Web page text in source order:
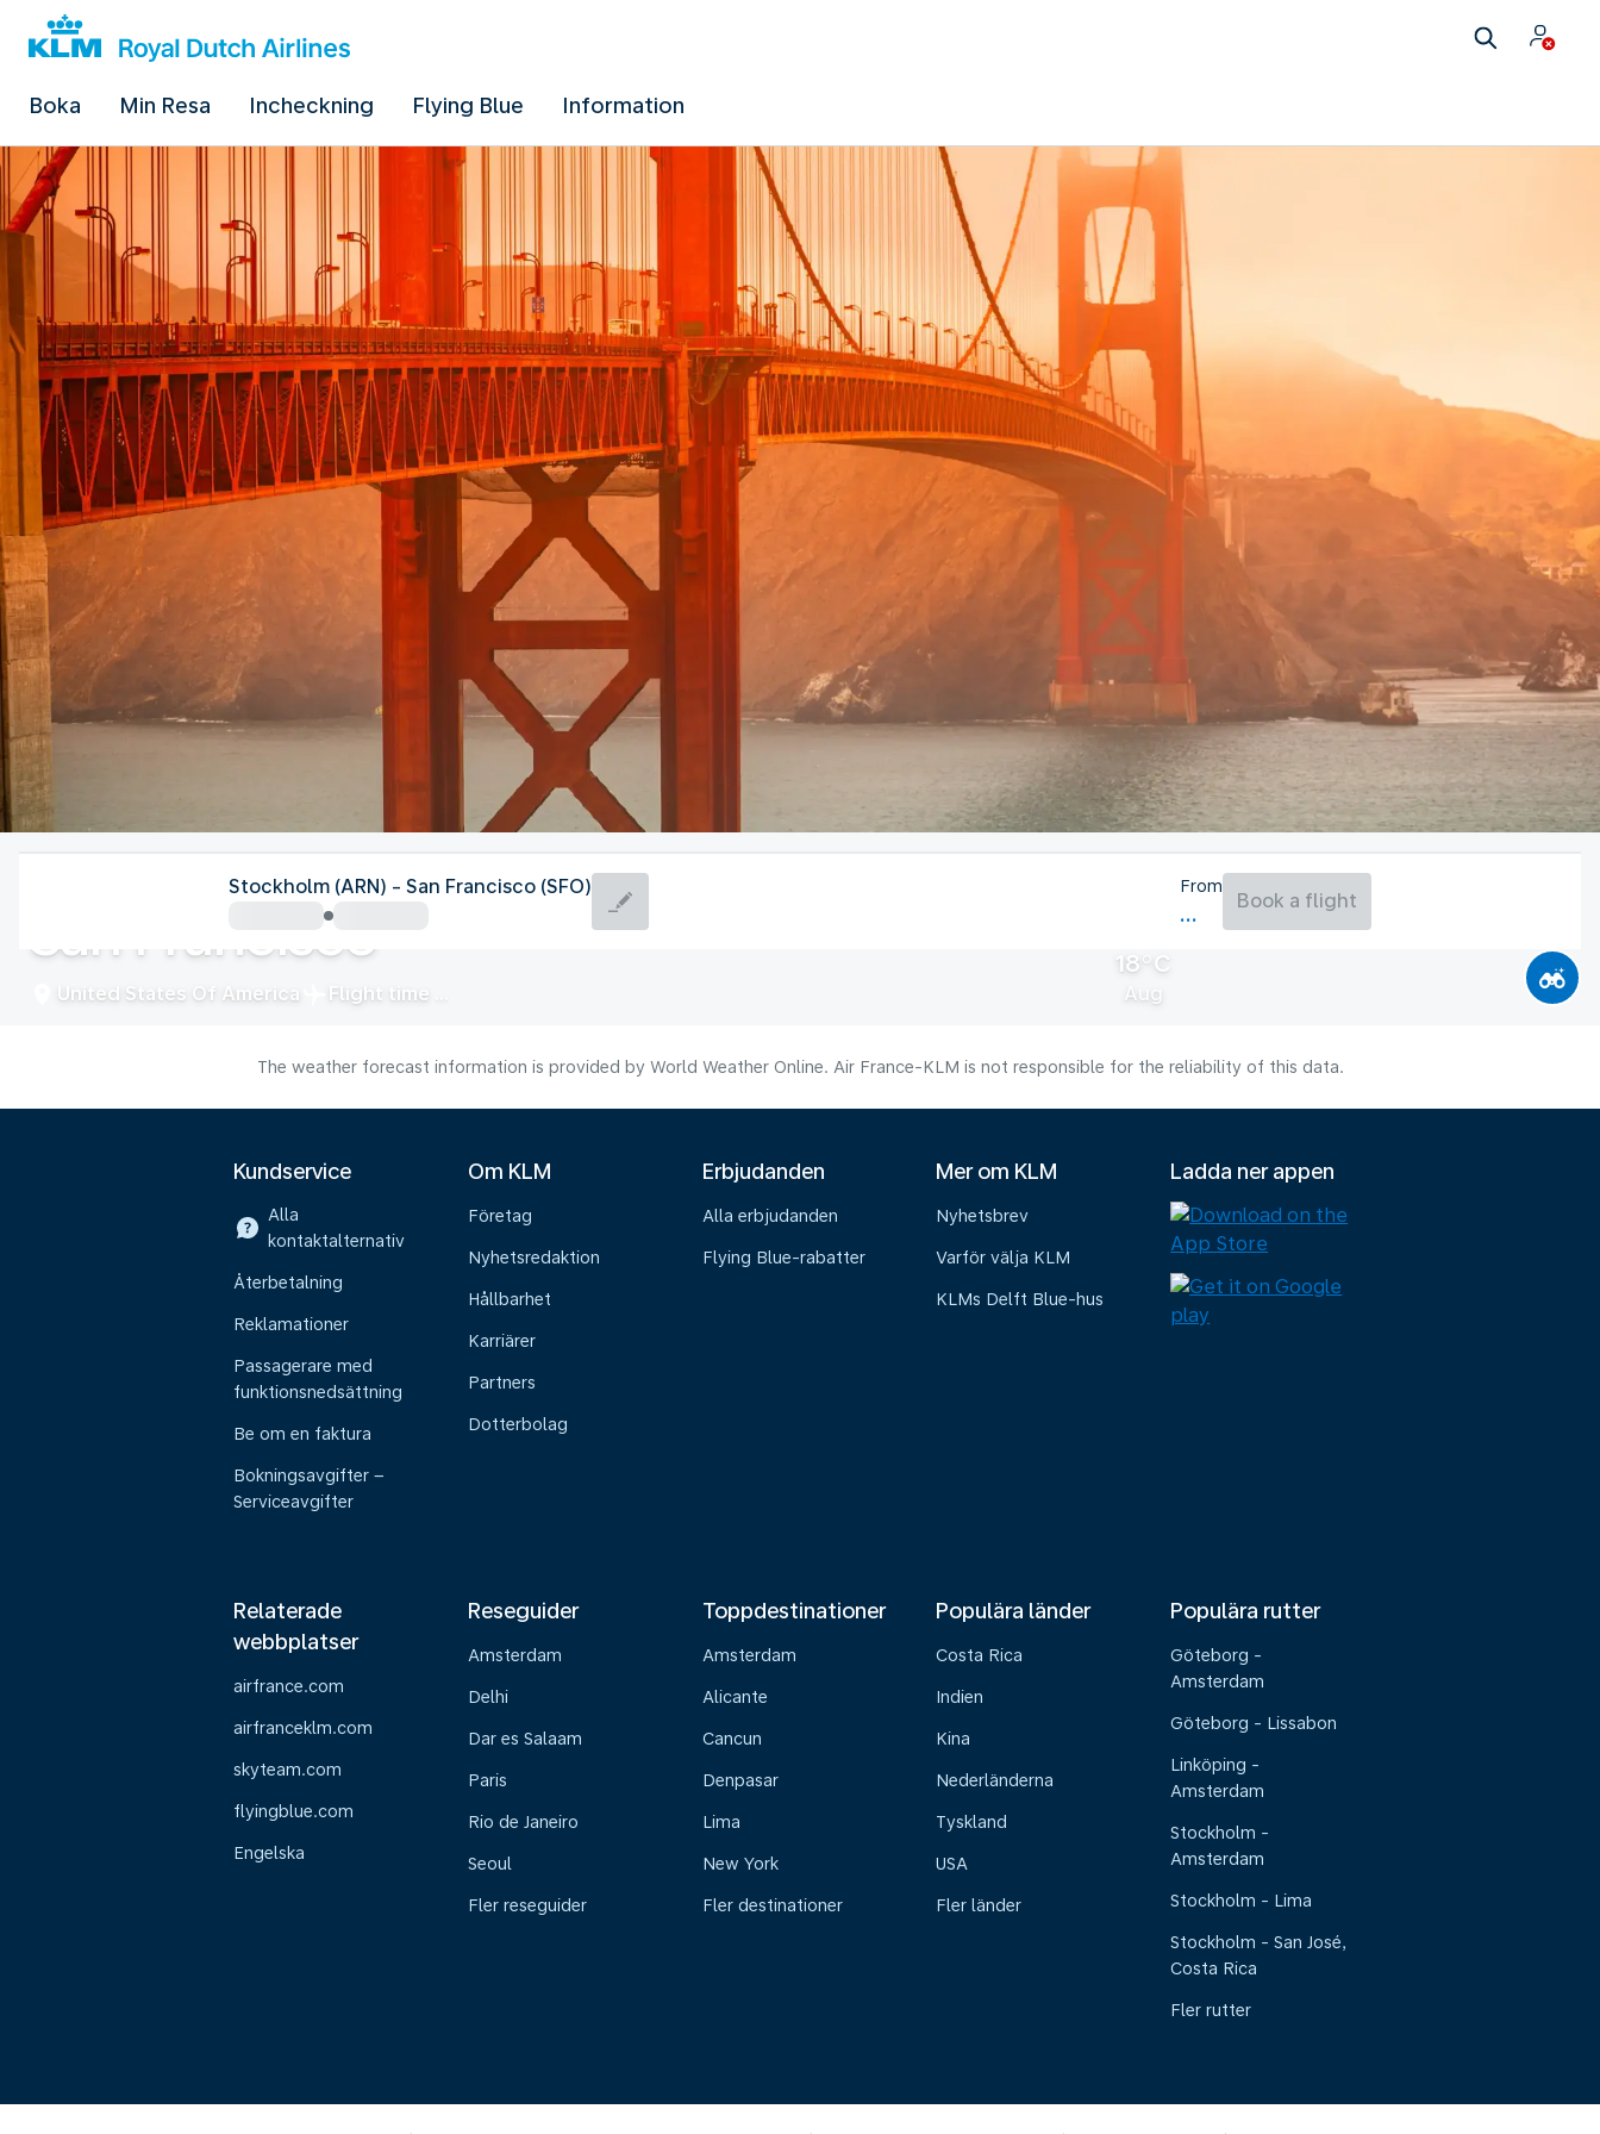
Boka Min Resa Incheckning Flying Blue Information
United States Of America
San Francisco
United States Of America Flight time
18°C
Aug
Stockholm (ARN) - San Francisco (SFO) From
Book a flight
The weather forecast information is provided by World Weather Online. Air France-KLM is not responsible for the reliability of this data.
Kundservice
Alla
kontaktalternativ
Återbetalning
Reklamationer
Passagerare med
funktionsnedsättning
Be om en faktura
Bokningsavgifter –
Serviceavgifter
Om KLM
Företag
Nyhetsredaktion
Hållbarhet
Karriärer
Partners
Dotterbolag
Erbjudanden
Alla erbjudanden
Flying Blue-rabatter
Mer om KLM
Nyhetsbrev
Varför välja KLM
KLMs Delft Blue-hus
Ladda ner appen
Relaterade
webbplatser
airfrance.com
airfranceklm.com
skyteam.com
flyingblue.com
Engelska
Reseguider
Amsterdam
Delhi
Dar es Salaam
Paris
Rio de Janeiro
Seoul
Fler reseguider
Toppdestinationer
Amsterdam
Alicante
Cancun
Denpasar
Lima
New York
Fler destinationer
Populära länder
Costa Rica
Indien
Kina
Nederländerna
Tyskland
USA
Fler länder
Populära rutter
Göteborg -
Amsterdam
Göteborg - Lissabon
Linköping -
Amsterdam
Stockholm -
Amsterdam
Stockholm - Lima
Stockholm - San José,
Costa Rica
Fler rutter